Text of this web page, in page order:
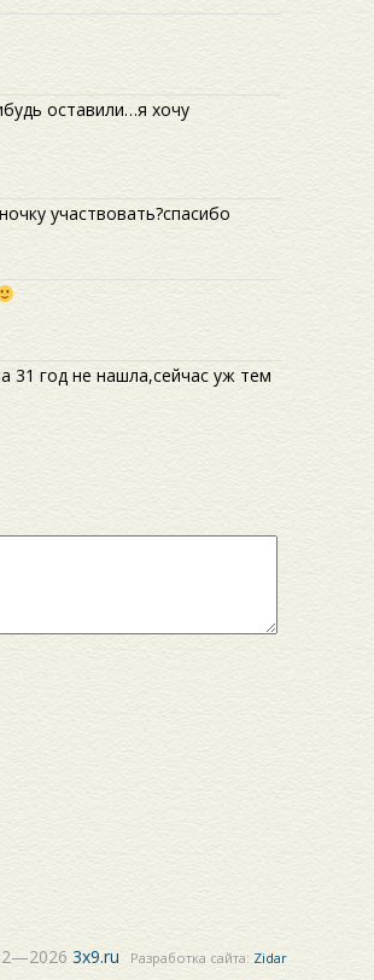
оставили…я хочу
участвовать?спасибо
31 год не нашла,сейчас уж тем
3x9.ru Разработка сайта: Zidar